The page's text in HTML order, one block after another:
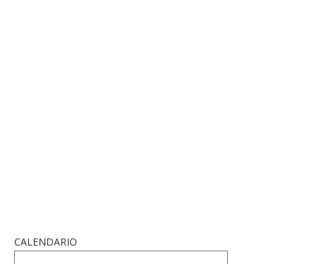
CALENDARIO